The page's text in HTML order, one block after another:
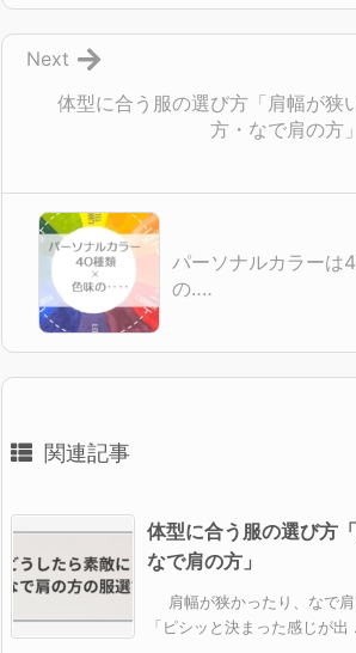
体型に合う服の選び方「肩幅が狭
方・なで肩の方」
Next
パーソナルカラーは
の‥‥
関連記事
体型に合う服の選び方
なで肩の方」
肩幅が狭かったり、なで肩
「ピシッと決まった感じが出